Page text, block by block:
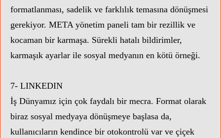
formatlanması, sadelik ve farklılık temasına dönüşmesi
gerekiyor. META yönetim paneli tam bir rezillik ve
kocaman bir karmaşa. Sürekli hatalı bildirimler,
karmaşık ayarlar ile sosyal medyanın en kötü örneği.
7- LINKEDIN
İş Dünyamız için çok faydalı bir mecra. Format olarak
biraz sosyal medyaya dönüşmeye başlasa da,
kullanıcıların kendince bir otokontrolü var ve çiçek